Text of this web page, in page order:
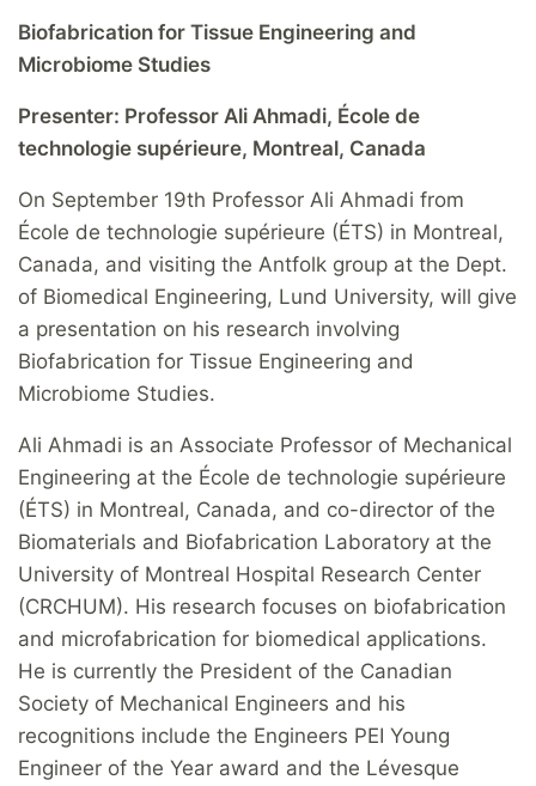
Biofabrication for Tissue Engineering and
Microbiome Studies
Presenter: Professor Ali Ahmadi, École de
technologie supérieure, Montreal, Canada
On September 19th Professor Ali Ahmadi from
École de technologie supérieure (ÉTS) in Montreal,
Canada, and visiting the Antfolk group at the Dept.
of Biomedical Engineering, Lund University, will give
a presentation on his research involving
Biofabrication for Tissue Engineering and
Microbiome Studies.
Ali Ahmadi is an Associate Professor of Mechanical
Engineering at the École de technologie supérieure
(ÉTS) in Montreal, Canada, and co-director of the
Biomaterials and Biofabrication Laboratory at the
University of Montreal Hospital Research Center
(CRCHUM). His research focuses on biofabrication
and microfabrication for biomedical applications.
He is currently the President of the Canadian
Society of Mechanical Engineers and his
recognitions include the Engineers PEI Young
Engineer of the Year award and the Lévesque